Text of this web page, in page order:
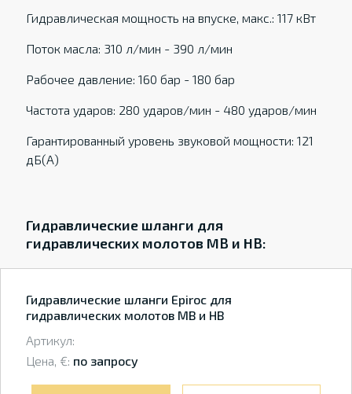
Гидравлическая мощность на впуске, макс.: 117 кВт
Поток масла: 310 л/мин - 390 л/мин
Рабочее давление: 160 бар - 180 бар
Частота ударов: 280 ударов/мин - 480 ударов/мин
Гарантированный уровень звуковой мощности: 121
дБ(А)
Гидравлические шланги для
гидравлических молотов MB и HB:
Гидравлические шланги Epiroc для
гидравлических молотов MB и HB
Артикул:
Цена, €: по запросу